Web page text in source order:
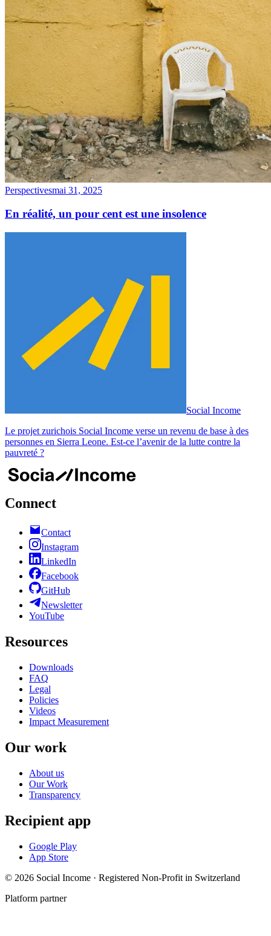
Perspectivesmai 31, 2025
En réalité, un pour cent est une insolence
Social Income
Le projet zurichois Social Income verse un revenu de base à des
personnes en Sierra Leone. Est-ce l’avenir de la lutte contre la
pauvreté ?
Connect
Contact
Instagram
LinkedIn
Facebook
GitHub
Newsletter
YouTube
Resources
Downloads
FAQ
Legal
Policies
Videos
Impact Measurement
Our work
About us
Our Work
Transparency
Recipient app
Google Play
App Store
© 2026 Social Income · Registered Non-Profit in Switzerland
Platform partner